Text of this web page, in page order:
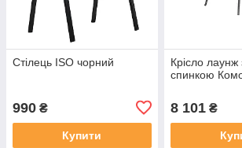
Стілець ISO чорний
990 ₴
Купити
Крісло лаунж
спинкою
8 101₴